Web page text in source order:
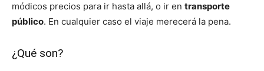
módicos precios para ir hasta allá, o ir en transporte
público. En cualquier caso el viaje merecerá la pena.
¿Qué son?